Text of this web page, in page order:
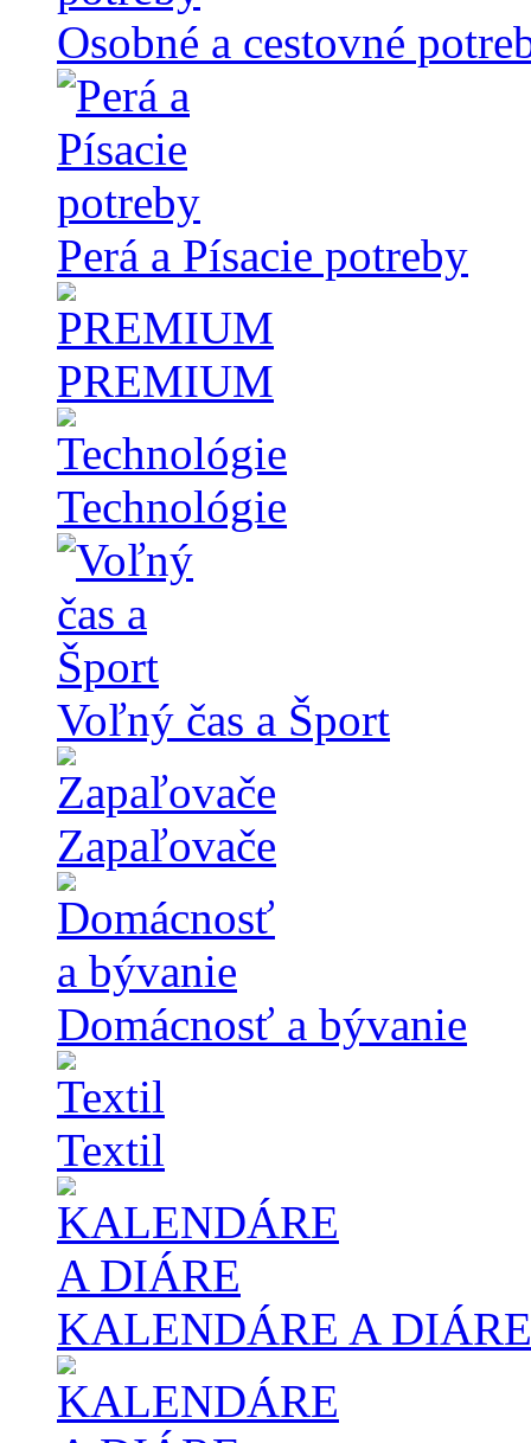
Osobné a cestovné
Perá a Písacie potreby
PREMIUM
Technológie
Voľný čas a Šport
Zapaľovače
Domácnosť a bývanie
Textil
KALENDÁRE A DIÁRE